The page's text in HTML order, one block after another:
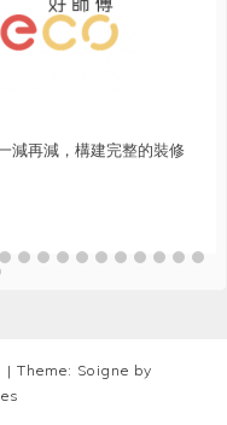
減再減，構建完整的裝修
| Theme: Soigne by